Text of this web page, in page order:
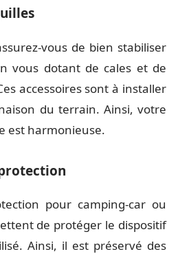
vous de bien stabiliser
vous dotant de cales et de
accessoires sont à installer
du terrain. Ainsi, votre
est harmonieuse.
pour camping-car ou
de protéger le dispositif
Ainsi, il est préservé des